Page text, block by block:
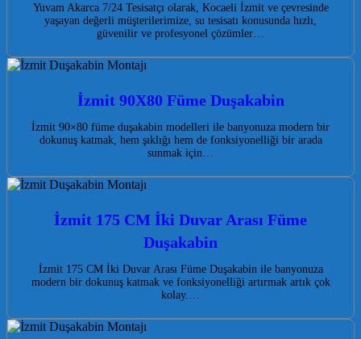
Yuvam Akarca 7/24 Tesisatçı olarak, Kocaeli İzmit ve çevresinde
yaşayan değerli müşterilerimize, su tesisatı konusunda hızlı,
güvenilir ve profesyonel çözümler…
İzmit 90X80 Füme Duşakabin
İzmit 90×80 füme duşakabin modelleri ile banyonuza modern bir
dokunuş katmak, hem şıklığı hem de fonksiyonelliği bir arada
sunmak için…
İzmit 175 CM İki Duvar Arası Füme
Duşakabin
İzmit 175 CM İki Duvar Arası Füme Duşakabin ile banyonuza
modern bir dokunuş katmak ve fonksiyonelliği artırmak artık çok
kolay.…